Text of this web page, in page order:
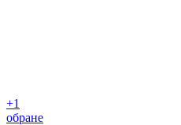
+1
обране